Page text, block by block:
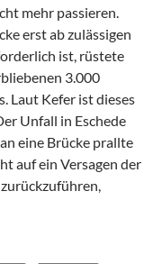
mehr passieren.
erst ab zulässigen
ist, rüstete
3.000
Laut Kefer ist dieses
Unfall in Eschede
eine Brücke prallte
auf ein Versagen der